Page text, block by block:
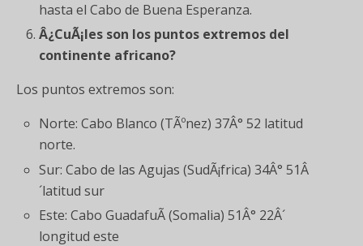
hasta el Cabo de Buena Esperanza.
Â¿CuÃ¡les son los puntos extremos del
continente africano?
Los puntos extremos son:
Norte: Cabo Blanco (TÃºnez) 37Â° 52 latitud
norte.
Sur: Cabo de las Agujas (SudÃ¡frica) 34Â° 51Â
´latitud sur
Este: Cabo GuadafuÃ­ (Somalia) 51Â° 22Â´
longitud este